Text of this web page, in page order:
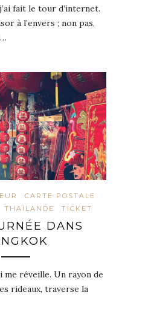
fait le tour d’internet.
à l’envers ; non pas,
CARTE POSTALE
THAÏLANDE TICKET
DANS
me réveille. Un rayon de
rideaux, traverse la